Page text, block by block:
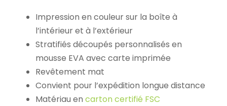
Impression en couleur sur la boîte à
l’intérieur et à l’extérieur
Stratifiés découpés personnalisés en
mousse EVA avec carte imprimée
Revêtement mat
Convient pour l’expédition longue distance
Matériau en carton certifié FSC